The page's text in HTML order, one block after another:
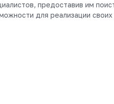
предоставив им
для реализации